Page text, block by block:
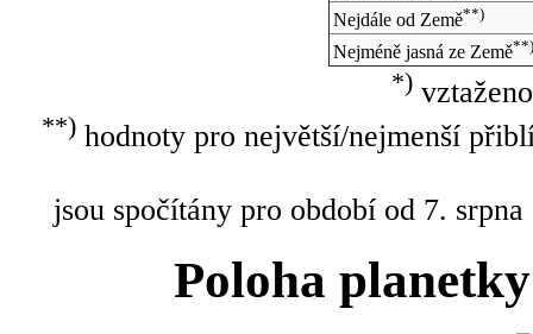
Nejdále od Země**)
Nejméně jasná ze Země**)
*)
**)hodnoty pro největší/nejmenší
jsou spočítány pro období od 7.
Poloha